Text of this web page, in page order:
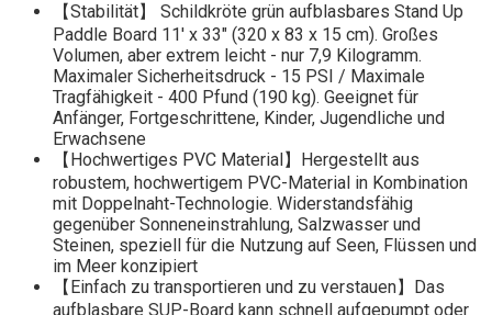
【Stabilität】 Schildkröte grün aufblasbares Stand Up
Paddle Board 11' x 33" (320 x 83 x 15 cm). Großes
Volumen, aber extrem leicht - nur 7,9 Kilogramm.
Maximaler Sicherheitsdruck - 15 PSI / Maximale
Tragfähigkeit - 400 Pfund (190 kg). Geeignet für
Anfänger, Fortgeschrittene, Kinder, Jugendliche und
Erwachsene
【Hochwertiges PVC Material】Hergestellt aus
robustem, hochwertigem PVC-Material in Kombination
mit Doppelnaht-Technologie. Widerstandsfähig
gegenüber Sonneneinstrahlung, Salzwasser und
Steinen, speziell für die Nutzung auf Seen, Flüssen und
im Meer konzipiert
【Einfach zu transportieren und zu verstauen】Das
aufblasbare SUP-Board kann schnell aufgepumpt oder